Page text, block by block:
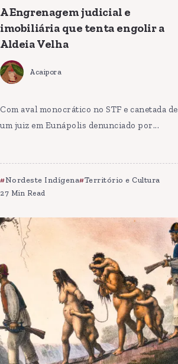
A Engrenagem judicial e
imobiliária que tenta engolir a
Aldeia Velha
Acaipora
Com aval monocrático no STF e canetada de
um juiz em Eunápolis denunciado por...
Nordeste Indígena Território e Cultura
27 Min Read